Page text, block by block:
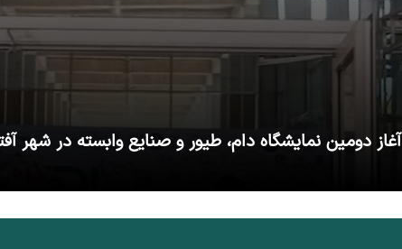
آغاز دومین نمایشگاه دام، طیور و صنایع وابسته در شهر